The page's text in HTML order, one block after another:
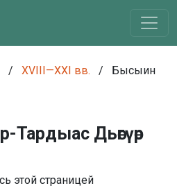
/ XVIII—XXI вв. /
Бысыин
Тардыас Дьөгүөр
этой страницей